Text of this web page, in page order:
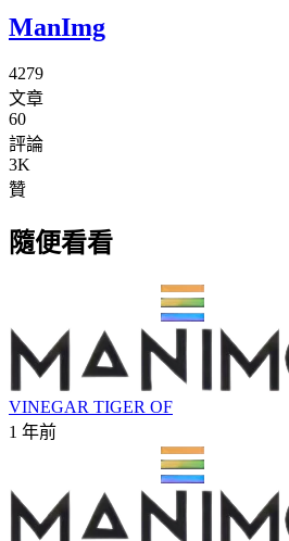
ManImg
4279
文章
60
評論
3K
贊
隨便看看
VINEGAR TIGER OF
1 年前